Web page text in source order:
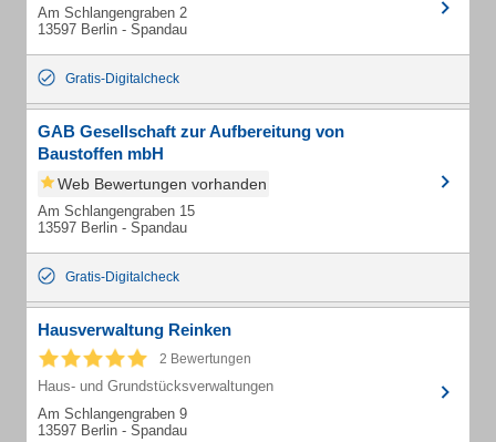
Am Schlangengraben 2
13597 Berlin - Spandau
Gratis-Digitalcheck
GAB Gesellschaft zur Aufbereitung von
Baustoffen mbH
Web Bewertungen vorhanden
Am Schlangengraben 15
13597 Berlin - Spandau
Gratis-Digitalcheck
Hausverwaltung Reinken
2 Bewertungen
Haus- und Grundstücksverwaltungen
Am Schlangengraben 9
13597 Berlin - Spandau